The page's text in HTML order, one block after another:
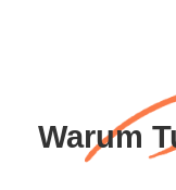
Warum